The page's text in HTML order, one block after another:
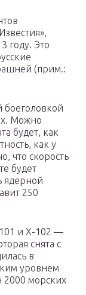
году. Это
(прим.:
боеголовкой
Можно
будет, как
как у
что скорость
будет
ядерной
250
и Х-102 —
снята с
в
уровнем
2000 морских